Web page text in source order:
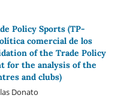
Policy Sports (TP-
comercial de los
of the Trade Policy
for the analysis of the
and clubs)
Donato